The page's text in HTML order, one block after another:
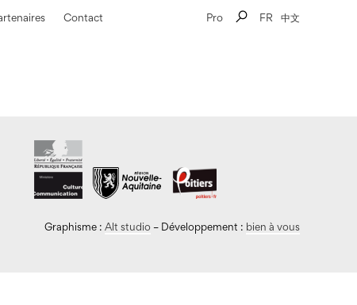
Contact FR 中文
Pro
il suit son chef avec une précision millimétrée.
une telle lecture.
Graphisme : Alt studio– Développement : bien à vous